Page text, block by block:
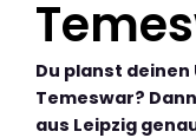
Du planst deinen
Temeswar?
aus Leipzig